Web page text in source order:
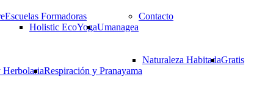
Escuelas Formadoras
Holistic EcoYogaUmanagea
Contacto
HerbolariaRespiración y Pranayama
Naturaleza HabitadaGratis